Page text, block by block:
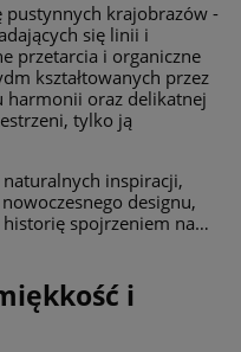
pustynnych krajobrazów -
się linii i
przetarcia i organiczne
kształtowanych przez
harmonii oraz delikatnej
tylko ją
inspiracji,
designu,
spojrzeniem na…
i